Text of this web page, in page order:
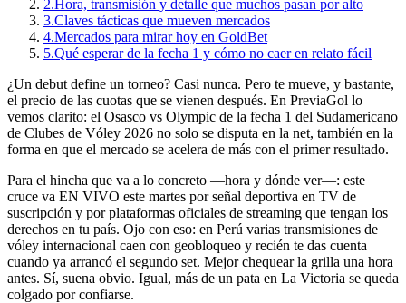
2.Hora, transmisión y detalle que muchos pasan por alto
3.Claves tácticas que mueven mercados
4.Mercados para mirar hoy en GoldBet
5.Qué esperar de la fecha 1 y cómo no caer en relato fácil
¿Un debut define un torneo? Casi nunca. Pero te mueve, y bastante,
el precio de las cuotas que se vienen después. En PreviaGol lo
vemos clarito: el Osasco vs Olympic de la fecha 1 del Sudamericano
de Clubes de Vóley 2026 no solo se disputa en la net, también en la
forma en que el mercado se acelera de más con el primer resultado.
Para el hincha que va a lo concreto —hora y dónde ver—: este
cruce va EN VIVO este martes por señal deportiva en TV de
suscripción y por plataformas oficiales de streaming que tengan los
derechos en tu país. Ojo con eso: en Perú varias transmisiones de
vóley internacional caen con geobloqueo y recién te das cuenta
cuando ya arrancó el segundo set. Mejor chequear la grilla una hora
antes. Sí, suena obvio. Igual, más de un pata en La Victoria se queda
colgado por confiarse.